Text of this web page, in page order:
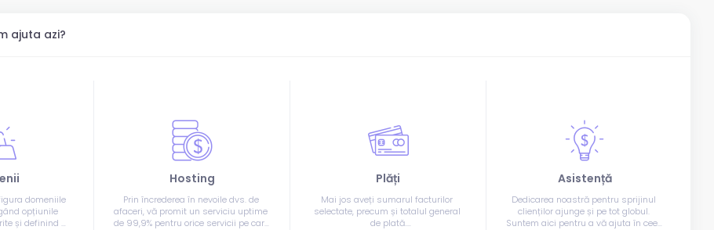
ajuta azi?
domeniile
opțiunile
și definind
Hosting
Prin încrederea în nevoile dvs. de
afaceri, vă promit un serviciu uptime
de 99,9% pentru orice servicii pe care
Plăți
Mai jos aveți sumarul facturilor
selectate, precum și totalul general
de plată.
Asistență
Dedicarea noastră pentru sprijinul
clienților ajunge și pe tot globul.
Suntem aici pentru a vă ajuta în ceea